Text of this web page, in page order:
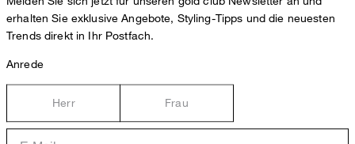
erhalten Sie exklusive Angebote, Styling-Tipps und die neuesten
Trends direkt in Ihr Postfach.
Anrede
Herr Frau